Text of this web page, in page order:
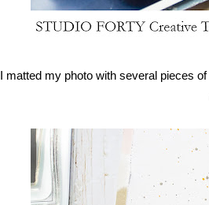
I matted my photo with several pieces of